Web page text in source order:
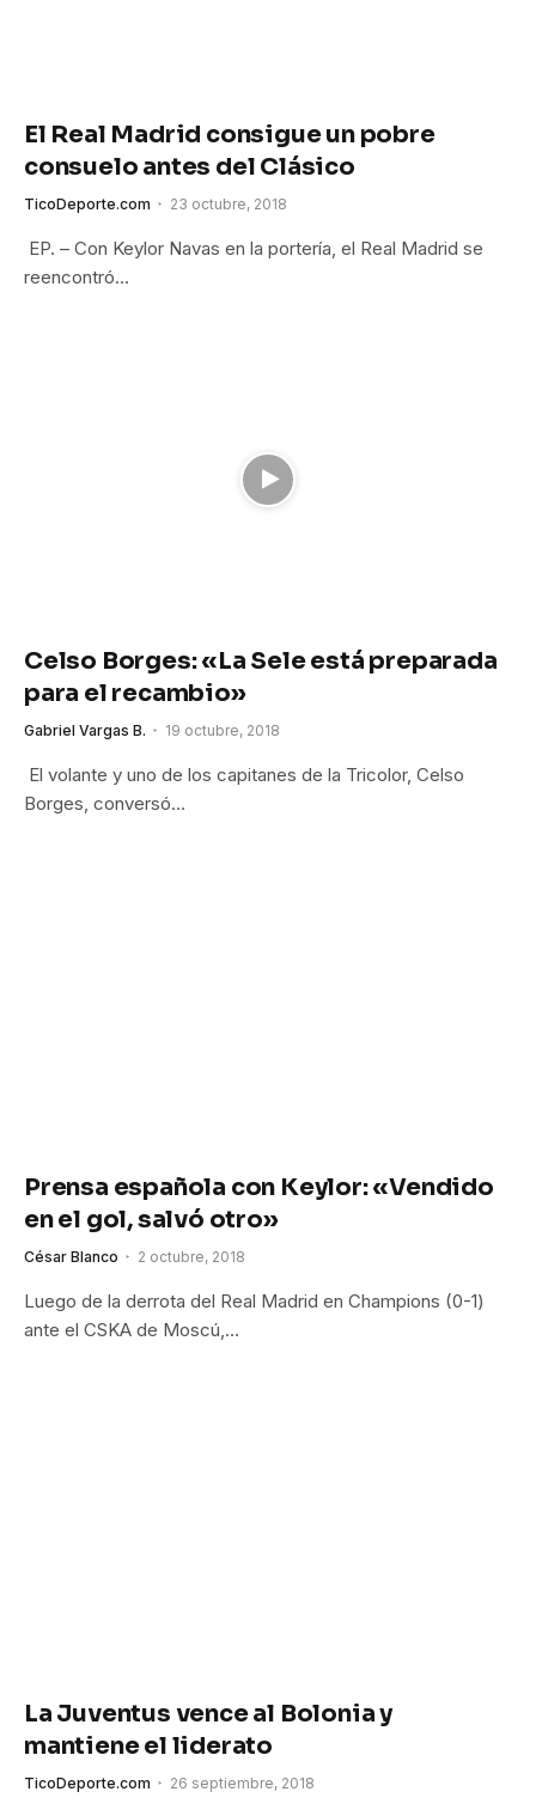
El Real Madrid consigue un pobre
consuelo antes del Clásico
TicoDeporte.com 23 octubre, 2018
EP. – Con Keylor Navas en la portería, el Real Madrid se
reencontró…
Celso Borges: «La Sele está preparada
para el recambio»
Gabriel Vargas B. 19 octubre, 2018
El volante y uno de los capitanes de la Tricolor, Celso
Borges, conversó…
Prensa española con Keylor: «Vendido
en el gol, salvó otro»
César Blanco 2 octubre, 2018
Luego de la derrota del Real Madrid en Champions (0-1)
ante el CSKA de Moscú,…
La Juventus vence al Bolonia y
mantiene el liderato
TicoDeporte.com 26 septiembre, 2018